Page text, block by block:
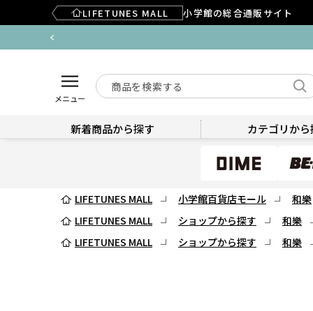
LIFETUNES MALL 小学館の総合通販サイト
メニュー
新着商品から探す カテゴリか
LIFETUNES MALL 小学館百貨店モール
和樂
LIFETUNES MALL
ショップから探す
和樂
LIFETUNES MALL
ショップから探す 和樂